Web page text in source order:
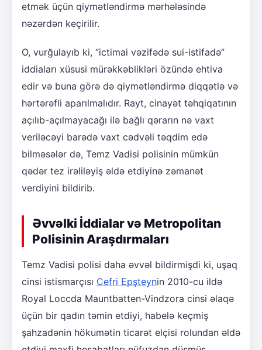
etmək üçün qiymətləndirmə mərhələsində
nəzərdən keçirilir.
O, vurğulayıb ki, “ictimai vəzifədə sui-istifadə”
iddiaları xüsusi mürəkkəblikləri özündə ehtiva
edir və buna görə də qiymətləndirmə diqqətlə və
hərtərəfli aparılmalıdır. Rayt, cinayət təhqiqatının
açılıb-açılmayacağı ilə bağlı qərarın nə vaxt
veriləcəyi barədə vaxt cədvəli təqdim edə
bilməsələr də, Temz Vadisi polisinin mümkün
qədər tez irəliləyiş əldə etdiyinə zəmanət
verdiyini bildirib.
Əvvəlki İddialar və Metropolitan
Polisinin Araşdırmaları
Temz Vadisi polisi daha əvvəl bildirmişdi ki, uşaq
cinsi istismarçısı Cefri Epşteynin 2010-cu ildə
Royal Loccda Mauntbatten-Vindzora cinsi əlaqə
üçün bir qadın təmin etdiyi, habelə keçmiş
şahzadənin hökumətin ticarət elçisi rolundan əldə